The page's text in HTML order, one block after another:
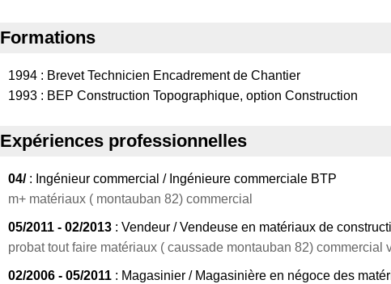
Formations
1994 : Brevet Technicien Encadrement de Chantier
1993 : BEP Construction Topographique, option Construction
Expériences professionnelles
04/: Ingénieur commercial / Ingénieure commerciale BTP
m+ matériaux ( montauban 82) commercial
05/2011 - 02/2013 : Vendeur / Vendeuse en matériaux de
probat tout faire matériaux ( caussade montauban 82) commercial
02/2006 - 05/2011 : Magasinier / Magasinière en négoce des